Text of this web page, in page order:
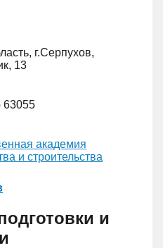
г.Серпухов,
13
63055
академия
и строительства
и